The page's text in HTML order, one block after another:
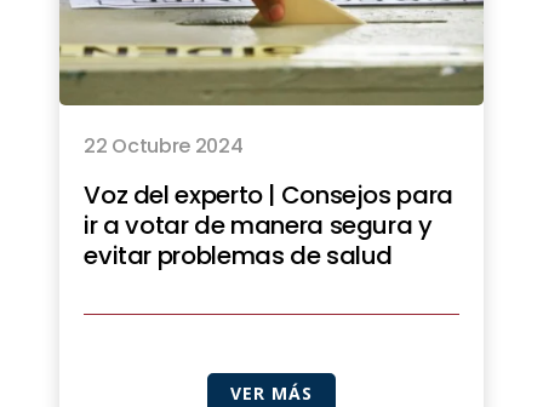
22 Octubre 2024
Voz del experto | Consejos para
ir a votar de manera segura y
evitar problemas de salud
VER MÁS